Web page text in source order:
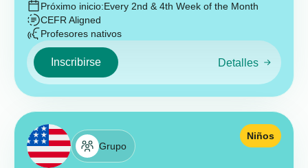
Próximo inicio:Every 2nd & 4th Week of the Month
CEFR Aligned
Profesores nativos
Inscribirse Detalles
Grupo
Niños